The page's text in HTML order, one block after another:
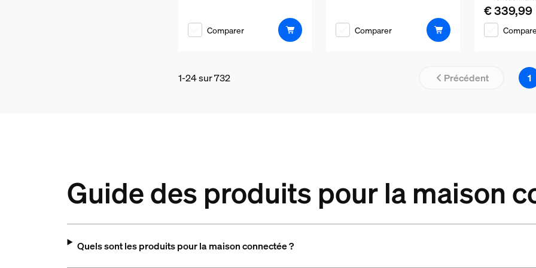
Comparer Comparer
Le prix
€ 339,99
1-24 sur 732 Précédent 1
Guide des produits pour la maison
Quels sont les produits pour la maison connectée ?